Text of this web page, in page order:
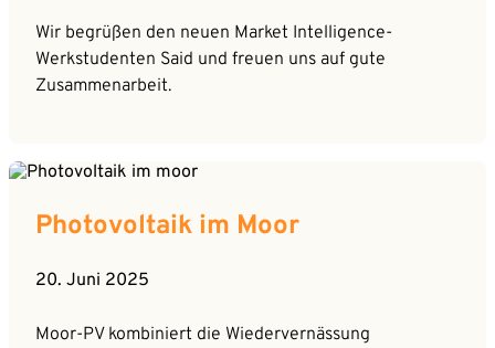
Wir begrüßen den neuen Market Intelligence-
Werkstudenten Said und freuen uns auf gute
Zusammenarbeit.
Photovoltaik im Moor
20. Juni 2025
Moor-PV kombiniert die Wiedervernässung